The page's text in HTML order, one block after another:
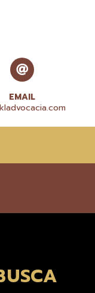
EMAIL